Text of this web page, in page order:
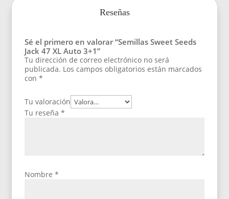
Reseñas
Sé el primero en valorar “Semillas Sweet Seeds
Jack 47 XL Auto 3+1”
Tu dirección de correo electrónico no será
publicada. Los campos obligatorios están marcados
con*
Tu valoración
Tu reseña*
Nombre*